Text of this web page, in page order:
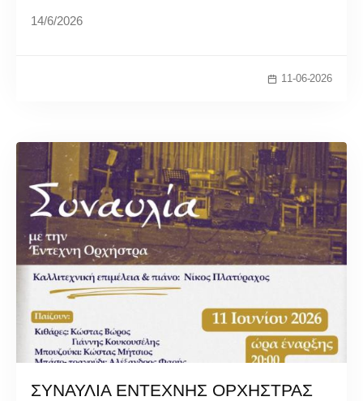
14/6/2026
11-06-2026
ΣΥΝΑΥΛΙΑ ΕΝΤΕΧΝΗΣ ΟΡΧΗΣΤΡΑΣ